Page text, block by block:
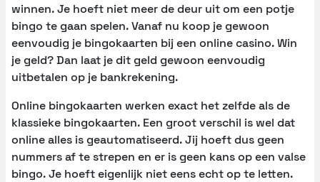
winnen. Je hoeft niet meer de deur uit om een potje
bingo te gaan spelen. Vanaf nu koop je gewoon
eenvoudig je bingokaarten bij een online casino. Win
je geld? Dan laat je dit geld gewoon eenvoudig
uitbetalen op je bankrekening.
Online bingokaarten werken exact het zelfde als de
klassieke bingokaarten. Een groot verschil is wel dat
online alles is geautomatiseerd. Jij hoeft dus geen
nummers af te strepen en er is geen kans op een valse
bingo. Je hoeft eigenlijk niet eens echt op te letten.